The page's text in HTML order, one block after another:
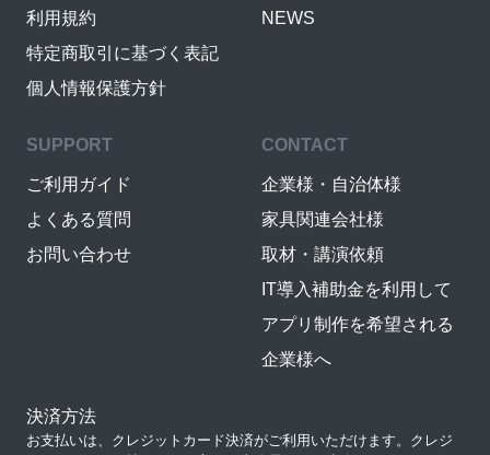
利用規約
特定商取引に基づく表記
個人情報保護方針
NEWS
SUPPORT
ご利用ガイド
よくある質問
お問い合わせ
CONTACT
企業様・自治体様
家具関連会社様
取材・講演依頼
IT導入補助金を利用して
アプリ制作を希望される
企業様へ
決済方法
お支払いは、クレジットカード決済がご利用いただけます。クレジ